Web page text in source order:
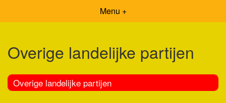
Menu +
Overige landelijke partijen
Overige landelijke partijen